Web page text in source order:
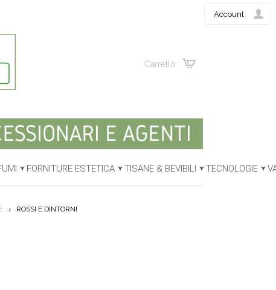
Carrello
Account
FORNITURE ESTETICA TISANE & BEVIBILI TECNOLOGIE
ROSSI E DINTORNI